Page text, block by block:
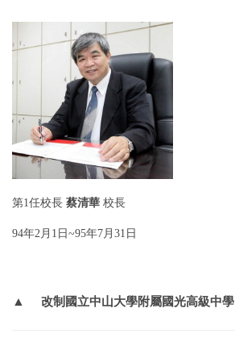
第1任校長 蔡清華 校長
94年2月1日~95年7月31日
▲ 改制國立中山大學附屬國光高級中學